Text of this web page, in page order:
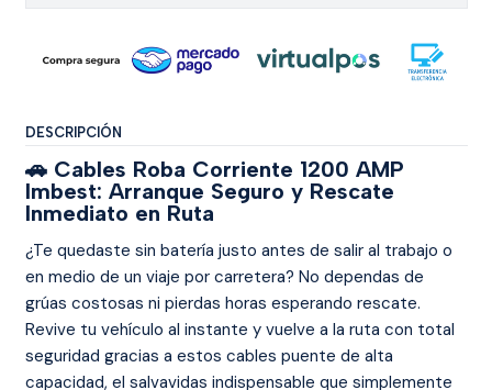
DESCRIPCIÓN
🚗 Cables Roba Corriente 1200 AMP
Imbest: Arranque Seguro y Rescate
Inmediato en Ruta
¿Te quedaste sin batería justo antes de salir al trabajo o
en medio de un viaje por carretera? No dependas de
grúas costosas ni pierdas horas esperando rescate.
Revive tu vehículo al instante y vuelve a la ruta con total
seguridad gracias a estos cables puente de alta
capacidad, el salvavidas indispensable que simplemente